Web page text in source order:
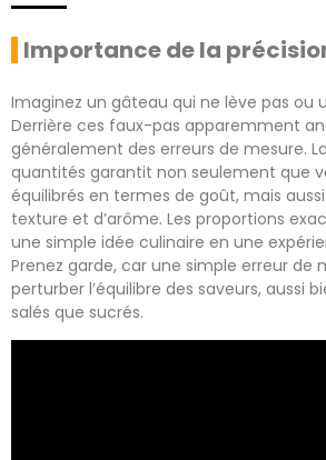
Importance de la
Imaginez un gâteau qui ne lève pas ou
Derrière ces faux-pas apparemment
généralement des erreurs de mesure.
quantités garantit non seulement que
équilibrés en termes de goût, mais
texture et d’arôme. Les proportions
une simple idée culinaire en une
Prenez garde, car une simple erreur de
perturber l’équilibre des saveurs, aussi
salés que sucrés.